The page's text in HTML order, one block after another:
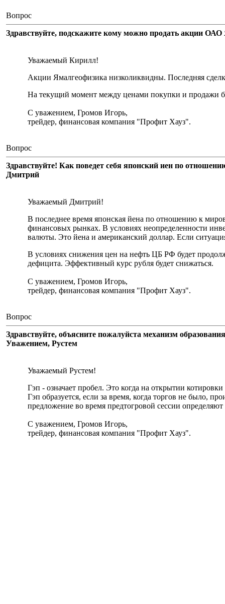
Вопрос
Здравствуйте, подскажите кому можно продать акции
Уважаемый Кирилл!
Акции Ямалгеофизика низколиквидны. Последняя
На текущий момент между ценами покупки и продажи
С уважением, Громов Игорь,
трейдер, финансовая компания "Профит Хауз".
Вопрос
Здравствуйте! Как поведет себя японский иен по
Дмитрий
Уважаемый Дмитрий!
В последнее время японская йена по отношению к
финансовых рынках. В условиях неопределенности
валюты. Это йена и американский доллар. Если
В условиях снижения цен на нефть ЦБ РФ будет
дефицита. Эффективный курс рубля будет снижаться.
С уважением, Громов Игорь,
трейдер, финансовая компания "Профит Хауз".
Вопрос
Здравствуйте, объясните пожалуйста механизм
Уважением, Рустем
Уважаемый Рустем!
Гэп - означает пробел. Это когда на открытии
Гэп образуется, если за время, когда торгов не было,
предложение во время предтогровой сессии определяют
С уважением, Громов Игорь,
трейдер, финансовая компания "Профит Хауз".